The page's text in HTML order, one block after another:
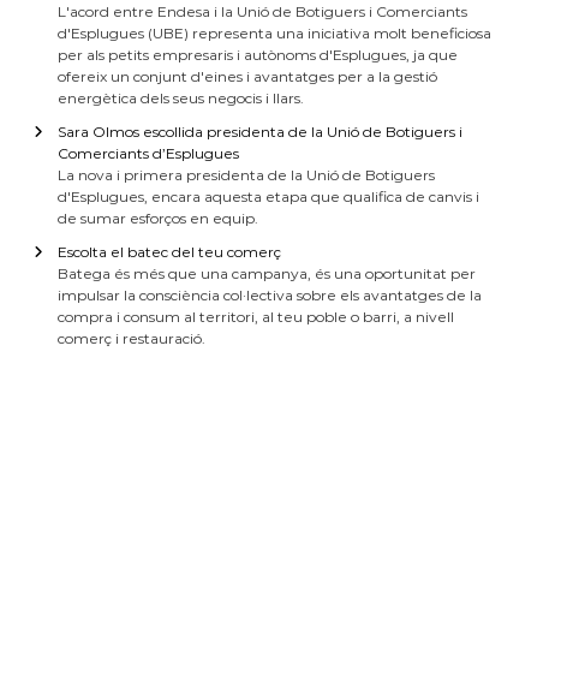
L'acord entre Endesa i la Unió de Botiguers i Comerciants
d'Esplugues (UBE) representa una iniciativa molt beneficiosa
per als petits empresaris i autònoms d'Esplugues, ja que
ofereix un conjunt d'eines i avantatges per a la gestió
energètica dels seus negocis i llars.
Sara Olmos escollida presidenta de la Unió de Botiguers i
Comerciants d’Esplugues
La nova i primera presidenta de la Unió de Botiguers
d'Esplugues, encara aquesta etapa que qualifica de canvis i
de sumar esforços en equip.
Escolta el batec del teu comerç
Batega és més que una campanya, és una oportunitat per
impulsar la consciència col·lectiva sobre els avantatges de la
compra i consum al territori, al teu poble o barri, a nivell
comerç i restauració.